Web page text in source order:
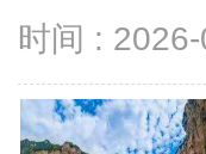
时间 : 2026-